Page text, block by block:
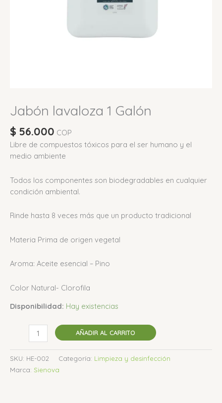
Jabón lavaloza 1 Galón
$ 56.000 COP
Libre de compuestos tóxicos para el ser humano y el
medio ambiente
Todos los componentes son biodegradables en cualquier
condición ambiental.
Rinde hasta 8 veces más que un producto tradicional
Materia Prima de origen vegetal
Aroma: Aceite esencial – Pino
Color Natural- Clorofila
Disponibilidad: Hay existencias
AÑADIR AL CARRITO
SKU: HE-002 Categoría: Limpieza y desinfección
Marca: Sienova